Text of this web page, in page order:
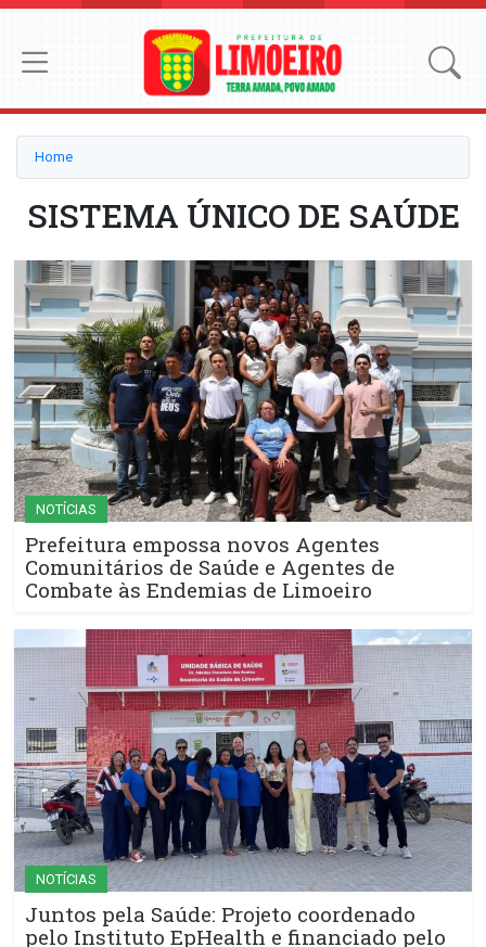
Home
SISTEMA ÚNICO DE SAÚDE
NOTÍCIAS
Prefeitura empossa novos Agentes
Comunitários de Saúde e Agentes de
Combate às Endemias de Limoeiro
NOTÍCIAS
Juntos pela Saúde: Projeto coordenado
pelo Instituto EpHealth e financiado pelo